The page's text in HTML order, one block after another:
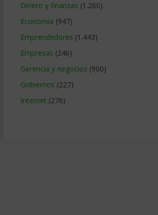
Dinero y finanzas (1.260)
Economía (947)
Emprendedores (1.443)
Empresas (246)
Gerencia y negocios (900)
Gobiernos (227)
Internet (276)